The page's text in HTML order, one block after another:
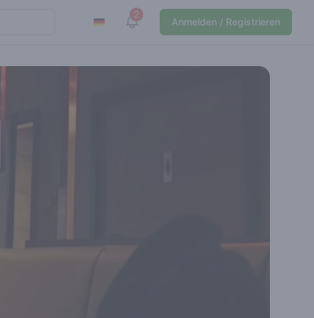
2
View notifications
Anmelden / Registrieren